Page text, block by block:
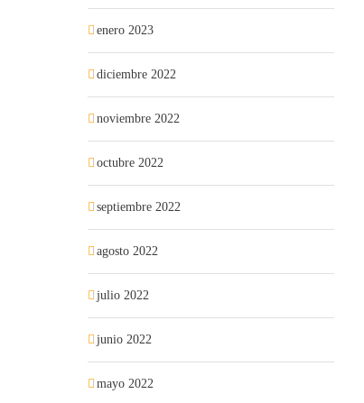
enero 2023
diciembre 2022
noviembre 2022
octubre 2022
septiembre 2022
agosto 2022
julio 2022
junio 2022
mayo 2022